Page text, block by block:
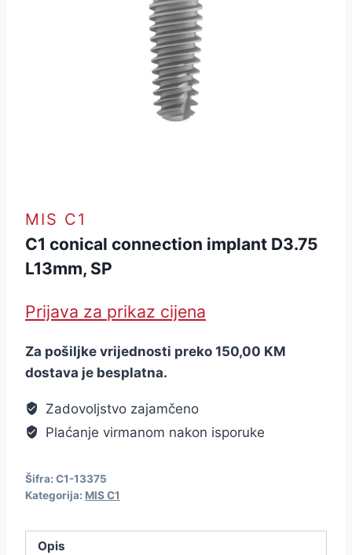
MIS C1
C1 conical connection implant D3.75
L13mm, SP
Prijava za prikaz cijena
Za pošiljke vrijednosti preko 150,00 KM
dostava je besplatna.
Zadovoljstvo zajamčeno
Plaćanje virmanom nakon isporuke
Šifra: C1-13375
Kategorija: MIS C1
Opis